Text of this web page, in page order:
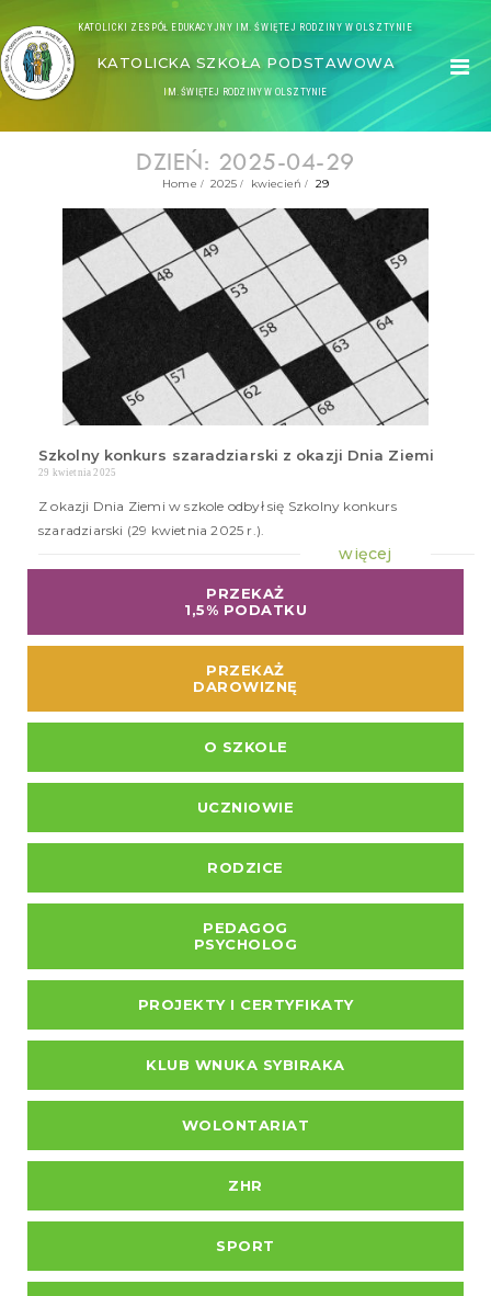
KATOLICKI ZESPÓŁ EDUKACYJNY IM. ŚWIĘTEJ RODZINY W OLSZTYNIE
KATOLICKA SZKOŁA PODSTAWOWA
IM. ŚWIĘTEJ RODZINY W OLSZTYNIE
DZIEŃ: 2025-04-29
Home 2025 kwiecień 29
Szkolny konkurs szaradziarski z okazji Dnia Ziemi
29 kwietnia 2025
Z okazji Dnia Ziemi w szkole odbył się Szkolny konkurs
szaradziarski (29 kwietnia 2025 r.).
więcej
PRZEKAŻ
1,5% PODATKU
PRZEKAŻ
DAROWIZNĘ
O SZKOLE
UCZNIOWIE
RODZICE
PEDAGOG
PSYCHOLOG
PROJEKTY I CERTYFIKATY
KLUB WNUKA SYBIRAKA
WOLONTARIAT
ZHR
SPORT